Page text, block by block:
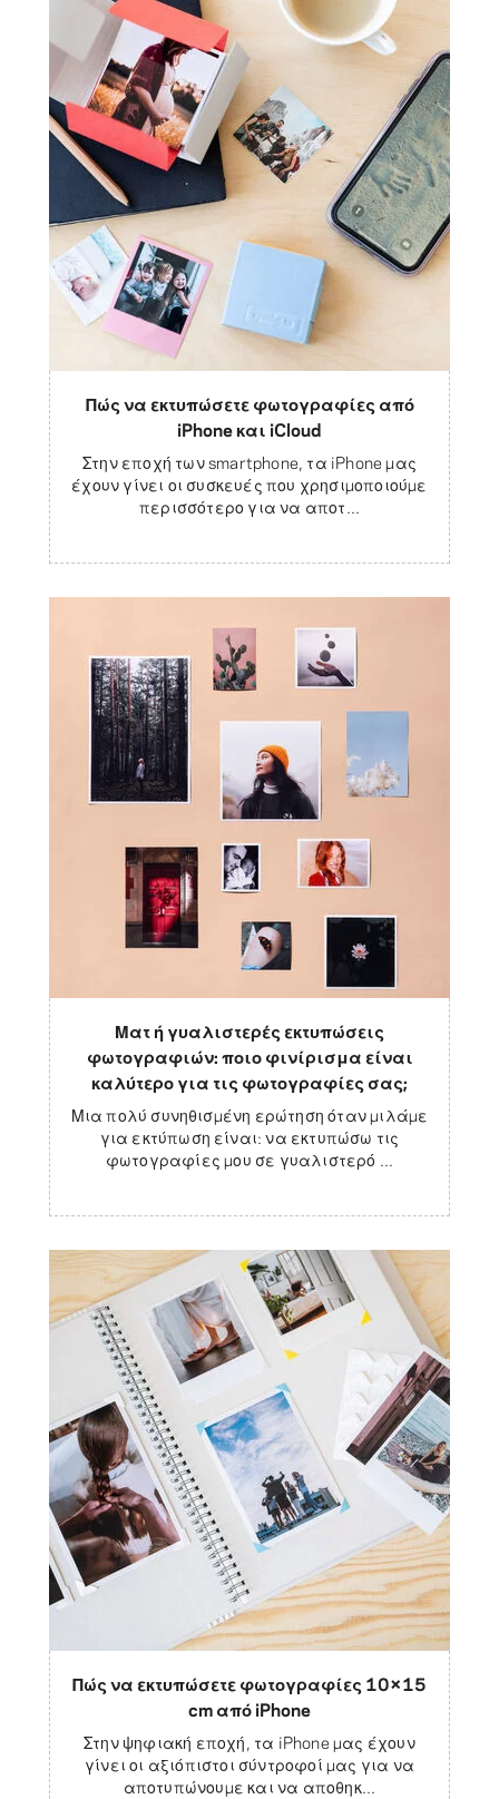
Πώς να εκτυπώσετε φωτογραφίες από
iPhone και iCloud
Στην εποχή των smartphone, τα iPhone μας
έχουν γίνει οι συσκευές που χρησιμοποιούμε
περισσότερο για να αποτ...
Ματ ή γυαλιστερές εκτυπώσεις
φωτογραφιών: ποιο φινίρισμα είναι
καλύτερο για τις φωτογραφίες σας;
Μια πολύ συνηθισμένη ερώτηση όταν μιλάμε
για εκτύπωση είναι: να εκτυπώσω τις
φωτογραφίες μου σε γυαλιστερό ...
Πώς να εκτυπώσετε φωτογραφίες 10×15
cm από iPhone
Στην ψηφιακή εποχή, τα iPhone μας έχουν
γίνει οι αξιόπιστοι σύντροφοί μας για να
αποτυπώνουμε και να αποθηκ...